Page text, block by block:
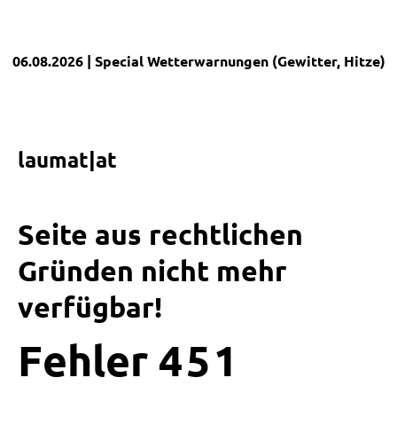
06.08.2026 | SpecialWetterwarnungen (Gewitter, Hitze)
laumat|at
Seite aus rechtlichen
Gründen nicht mehr
verfügbar!
Fehler 4 5 1